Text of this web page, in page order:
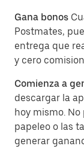
Gana bonos
Postmates,
entrega que
y cero
Comienza a
descargar la
hoy mismo.
papeleo o las
generar